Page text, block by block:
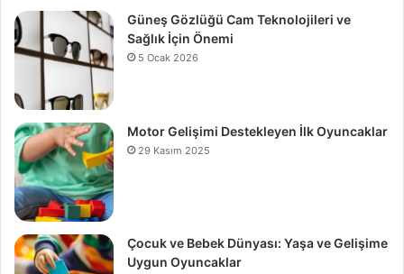
Güneş Gözlüğü Cam Teknolojileri ve
Sağlık İçin Önemi
5 Ocak 2026
Motor Gelişimi Destekleyen İlk Oyuncaklar
29 Kasım 2025
Çocuk ve Bebek Dünyası: Yaşa ve Gelişime
Uygun Oyuncaklar